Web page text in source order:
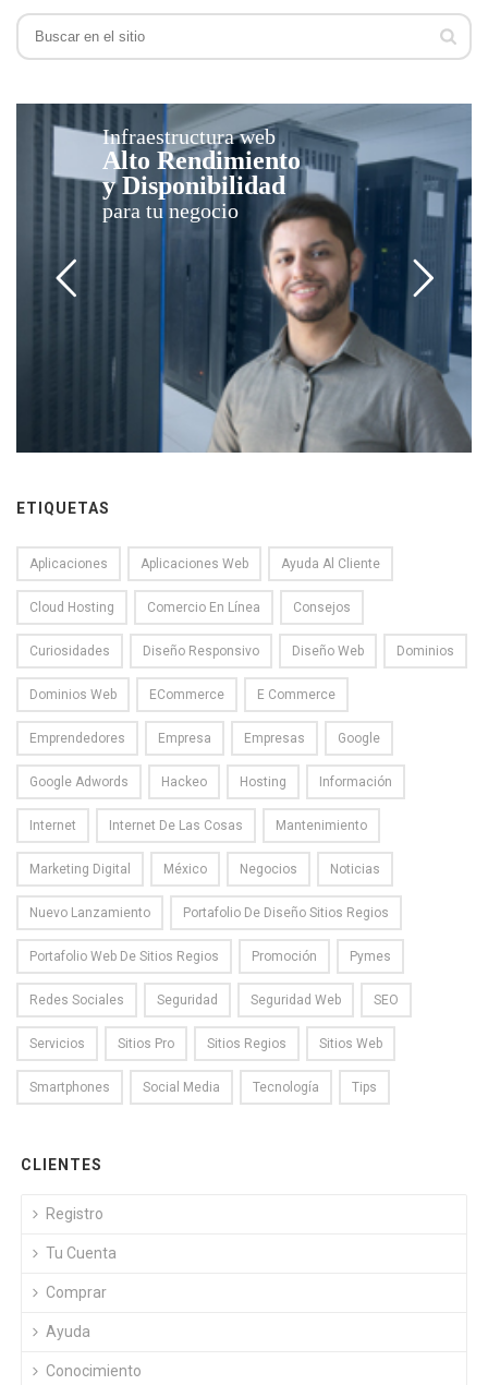
Infraestructura web
Alto Rendimiento
y Disponibilidad
para tu negocio
ETIQUETAS
Aplicaciones Aplicaciones Web Ayuda Al Cliente
Cloud Hosting Comercio En Línea Consejos
Curiosidades Diseño Responsivo Diseño Web Dominios
Dominios Web ECommerce E Commerce
Emprendedores Empresa Empresas Google
Google Adwords Hackeo Hosting Información
Internet Internet De Las Cosas Mantenimiento
Marketing Digital México Negocios Noticias
Nuevo Lanzamiento Portafolio De Diseño Sitios Regios
Portafolio Web De Sitios Regios Promoción Pymes
Redes Sociales Seguridad Seguridad Web SEO
Servicios Sitios Pro Sitios Regios Sitios Web
Smartphones Social Media Tecnología Tips
CLIENTES
Registro
Tu Cuenta
Comprar
Ayuda
Conocimiento